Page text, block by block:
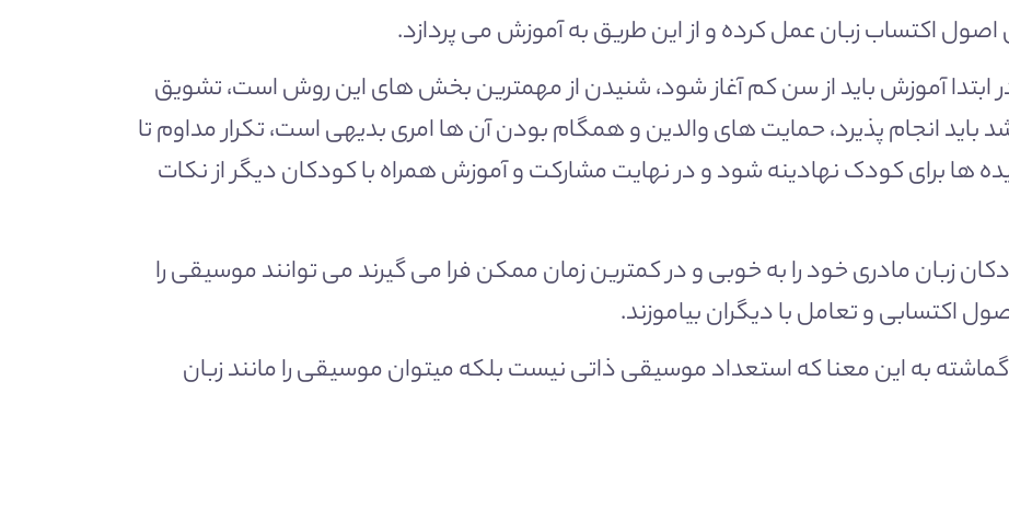
اکتساب زبان عمل کرده و از این طریق به آموزش می پردازد.
ابتدا آموزش باید از سن کم آغاز شود، شنیدن از مهمترین بخش های این روش است، تشویق
باید انجام پذیرد، حمایت های والدین و همگام بودن آن ها امری بدیهی است، تکرار مداوم تا
ها برای کودک نهادینه شود و در نهایت مشارکت و آموزش همراه با کودکان دیگر از نکات
زبان مادری خود را به خوبی و در کمترین زمان ممکن فرا می گیرند می توانند موسیقی را
اکتسابی و تعامل با دیگران بیاموزند.
گماشته به این معنا که استعداد موسیقی ذاتی نیست بلکه میتوان موسیقی را مانند زبان